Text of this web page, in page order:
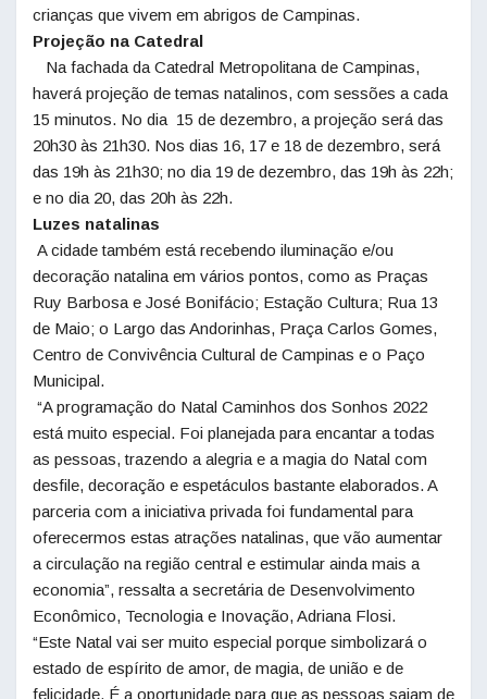
crianças que vivem em abrigos de Campinas.
Projeção na Catedral
Na fachada da Catedral Metropolitana de Campinas,
haverá projeção de temas natalinos, com sessões a cada
15 minutos. No dia 15 de dezembro, a projeção será das
20h30 às 21h30. Nos dias 16, 17 e 18 de dezembro, será
das 19h às 21h30; no dia 19 de dezembro, das 19h às 22h;
e no dia 20, das 20h às 22h.
Luzes natalinas
A cidade também está recebendo iluminação e/ou
decoração natalina em vários pontos, como as Praças
Ruy Barbosa e José Bonifácio; Estação Cultura; Rua 13
de Maio; o Largo das Andorinhas, Praça Carlos Gomes,
Centro de Convivência Cultural de Campinas e o Paço
Municipal.
“A programação do Natal Caminhos dos Sonhos 2022
está muito especial. Foi planejada para encantar a todas
as pessoas, trazendo a alegria e a magia do Natal com
desfile, decoração e espetáculos bastante elaborados. A
parceria com a iniciativa privada foi fundamental para
oferecermos estas atrações natalinas, que vão aumentar
a circulação na região central e estimular ainda mais a
economia”, ressalta a secretária de Desenvolvimento
Econômico, Tecnologia e Inovação, Adriana Flosi.
“Este Natal vai ser muito especial porque simbolizará o
estado de espírito de amor, de magia, de união e de
felicidade. É a oportunidade para que as pessoas saiam de